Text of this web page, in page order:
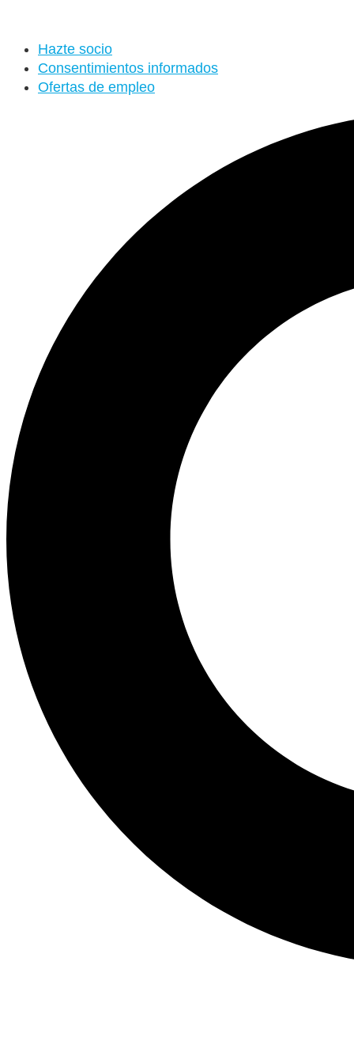
contenidoHazte socio
Consentimientos informados
Ofertas de empleo